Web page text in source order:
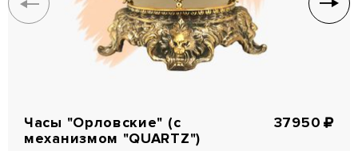
Часы "Орловские" (с
механизмом "QUARTZ")
37950